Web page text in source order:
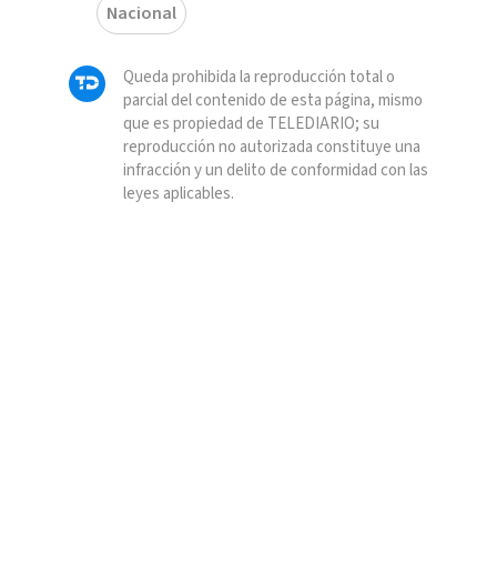
Nacional
Queda prohibida la reproducción total o
parcial del contenido de esta página, mismo
que es propiedad de TELEDIARIO; su
reproducción no autorizada constituye una
infracción y un delito de conformidad con las
leyes aplicables.